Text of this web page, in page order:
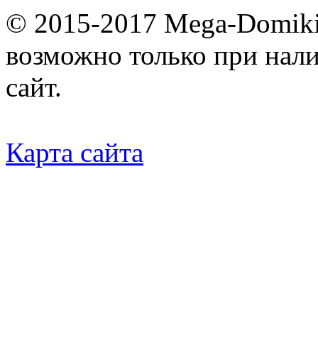
© 2015-2017 Mega-
возможно только при
сайт.
Карта сайта